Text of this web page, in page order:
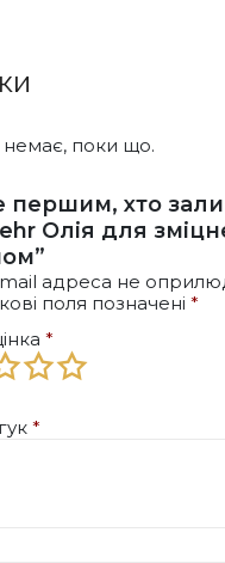
немає, поки що.
першим, хто
Олія для
адреса не
поля позначені *
*
*